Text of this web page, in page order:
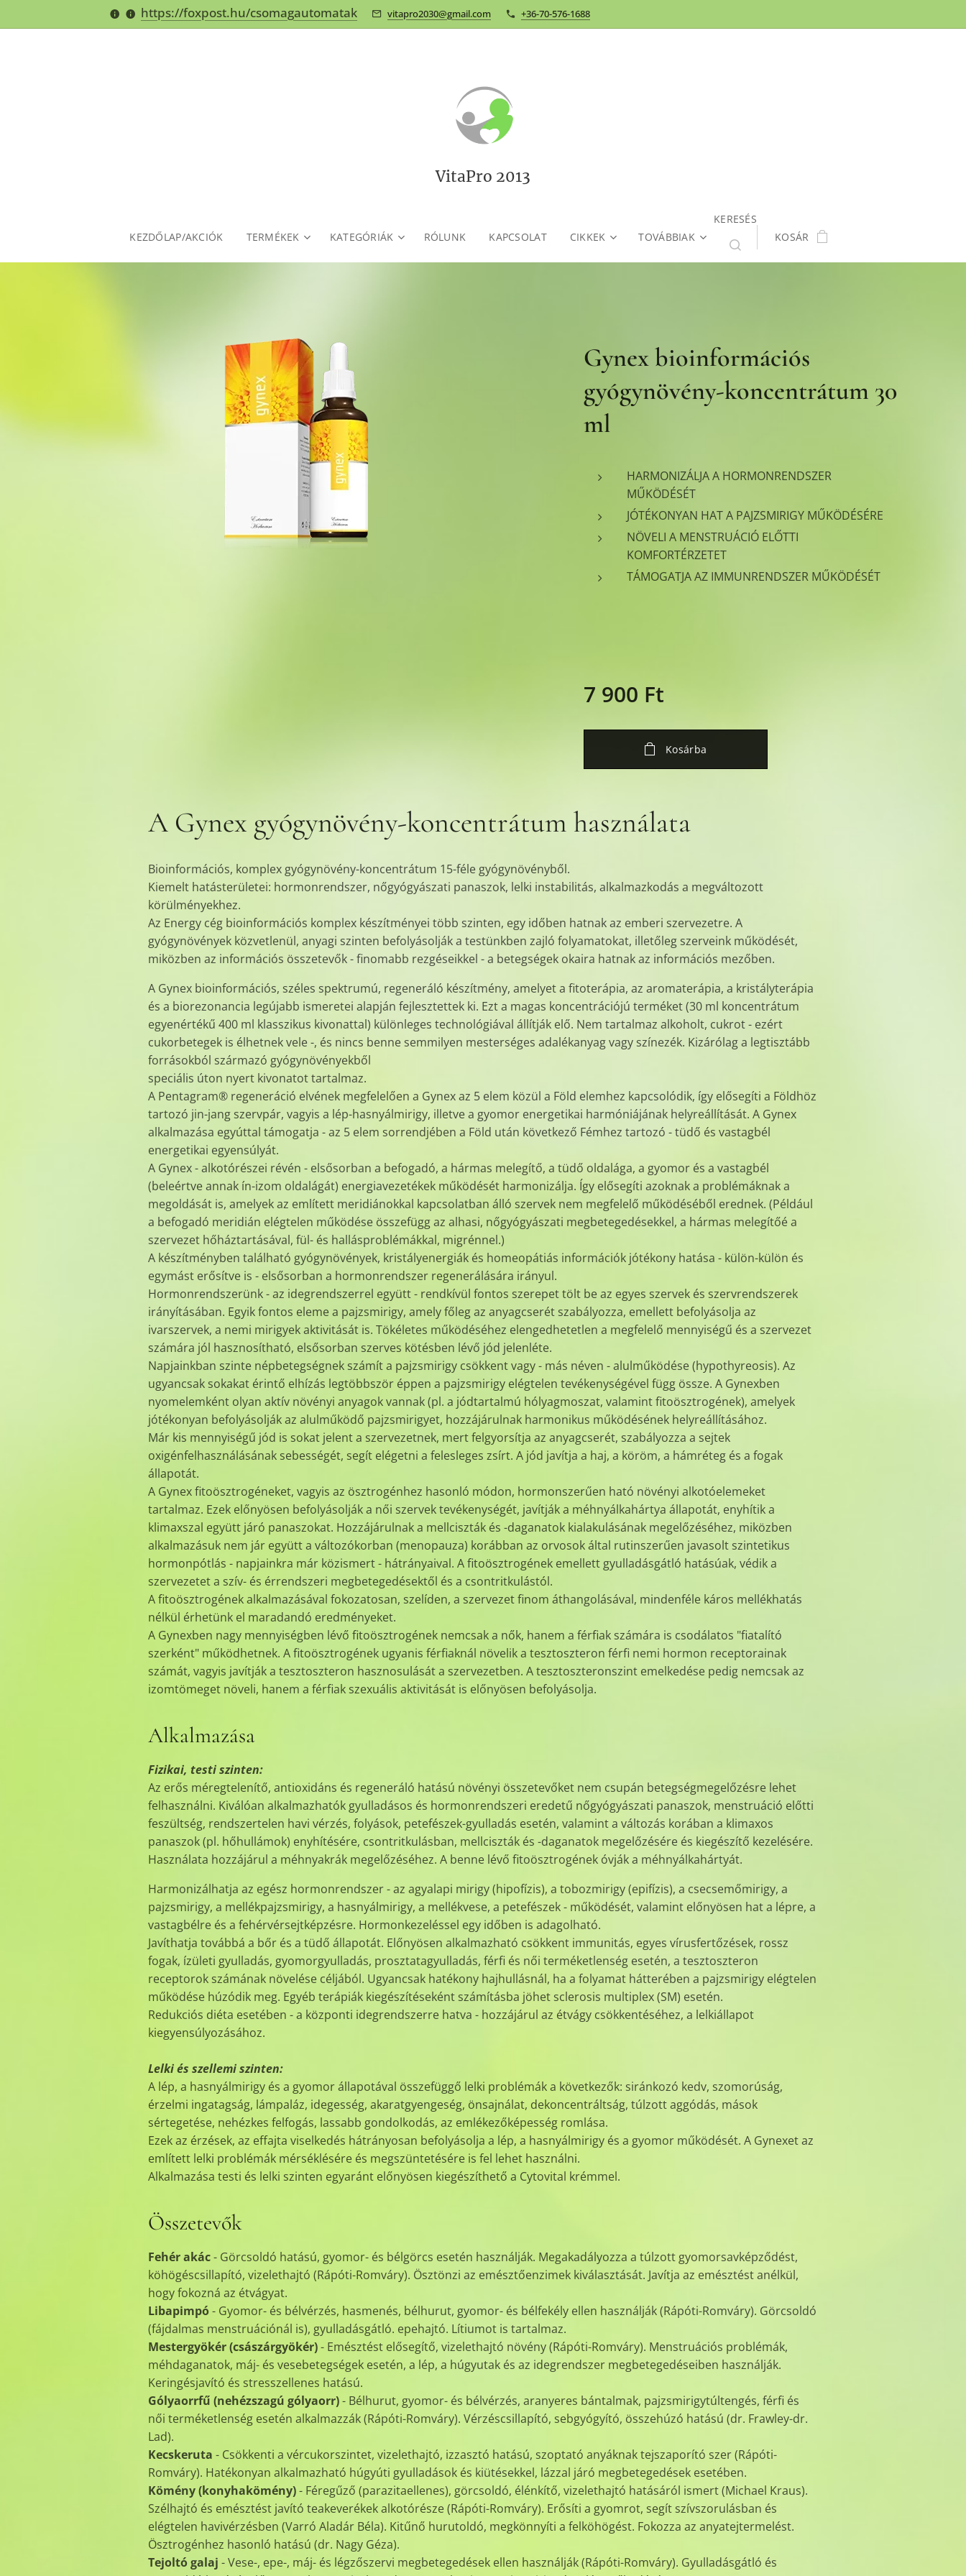
https://foxpost.hu/csomagautomatak vitapro2030@gmail.com +36-70-576-1688
VitaPro 2013
KEZDŐLAP/AKCIÓK TERMÉKEK KATEGÓRIÁK RÓLUNK KAPCSOLAT CIKKEK TOVÁBBIAK
KERESÉS
KOSÁR
Gynex bioinformációs
gyógynövény-koncentrátum 30
ml
HARMONIZÁLJA A HORMONRENDSZER
MŰKÖDÉSÉT
JÓTÉKONYAN HAT A PAJZSMIRIGY MŰKÖDÉSÉRE
NÖVELI A MENSTRUÁCIÓ ELŐTTI
KOMFORTÉRZETET
TÁMOGATJA AZ IMMUNRENDSZER MŰKÖDÉSÉT
7 900 Ft
Kosárba
A Gynex gyógynövény-koncentrátum használata
Bioinformációs, komplex gyógynövény-koncentrátum 15-féle gyógynövényből.
Kiemelt hatásterületei: hormonrendszer, nőgyógyászati panaszok, lelki instabilitás, alkalmazkodás a megváltozott
körülményekhez.
Az Energy cég bioinformációs komplex készítményei több szinten, egy időben hatnak az emberi szervezetre. A
gyógynövények közvetlenül, anyagi szinten befolyásolják a testünkben zajló folyamatokat, illetőleg szerveink működését,
miközben az információs összetevők - finomabb rezgéseikkel - a betegségek okaira hatnak az információs mezőben.
A Gynex bioinformációs, széles spektrumú, regeneráló készítmény, amelyet a fitoterápia, az aromaterápia, a kristályterápia
és a biorezonancia legújabb ismeretei alapján fejlesztettek ki. Ezt a magas koncentrációjú terméket (30 ml koncentrátum
egyenértékű 400 ml klasszikus kivonattal) különleges technológiával állítják elő. Nem tartalmaz alkoholt, cukrot - ezért
cukorbetegek is élhetnek vele -, és nincs benne semmilyen mesterséges adalékanyag vagy színezék. Kizárólag a legtisztább
forrásokból származó gyógynövényekből
speciális úton nyert kivonatot tartalmaz.
A Pentagram® regeneráció elvének megfelelően a Gynex az 5 elem közül a Föld elemhez kapcsolódik, így elősegíti a Földhöz
tartozó jin-jang szervpár, vagyis a lép-hasnyálmirigy, illetve a gyomor energetikai harmóniájának helyreállítását. A Gynex
alkalmazása egyúttal támogatja - az 5 elem sorrendjében a Föld után következő Fémhez tartozó - tüdő és vastagbél
energetikai egyensúlyát.
A Gynex - alkotórészei révén - elsősorban a befogadó, a hármas melegítő, a tüdő oldalága, a gyomor és a vastagbél
(beleértve annak ín-izom oldalágát) energiavezetékek működését harmonizálja. Így elősegíti azoknak a problémáknak a
megoldását is, amelyek az említett meridiánokkal kapcsolatban álló szervek nem megfelelő működéséből erednek. (Például
a befogadó meridián elégtelen működése összefügg az alhasi, nőgyógyászati megbetegedésekkel, a hármas melegítőé a
szervezet hőháztartásával, fül- és hallásproblémákkal, migrénnel.)
A készítményben található gyógynövények, kristályenergiák és homeopátiás információk jótékony hatása - külön-külön és
egymást erősítve is - elsősorban a hormonrendszer regenerálására irányul.
Hormonrendszerünk - az idegrendszerrel együtt - rendkívül fontos szerepet tölt be az egyes szervek és szervrendszerek
irányításában. Egyik fontos eleme a pajzsmirigy, amely főleg az anyagcserét szabályozza, emellett befolyásolja az
ivarszervek, a nemi mirigyek aktivitását is. Tökéletes működéséhez elengedhetetlen a megfelelő mennyiségű és a szervezet
számára jól hasznosítható, elsősorban szerves kötésben lévő jód jelenléte.
Napjainkban szinte népbetegségnek számít a pajzsmirigy csökkent vagy - más néven - alulműködése (hypothyreosis). Az
ugyancsak sokakat érintő elhízás legtöbbször éppen a pajzsmirigy elégtelen tevékenységével függ össze. A Gynexben
nyomelemként olyan aktív növényi anyagok vannak (pl. a jódtartalmú hólyagmoszat, valamint fitoösztrogének), amelyek
jótékonyan befolyásolják az alulműködő pajzsmirigyet, hozzájárulnak harmonikus működésének helyreállításához.
Már kis mennyiségű jód is sokat jelent a szervezetnek, mert felgyorsítja az anyagcserét, szabályozza a sejtek
oxigénfelhasználásának sebességét, segít elégetni a felesleges zsírt. A jód javítja a haj, a köröm, a hámréteg és a fogak
állapotát.
A Gynex fitoösztrogéneket, vagyis az ösztrogénhez hasonló módon, hormonszerűen ható növényi alkotóelemeket
tartalmaz. Ezek előnyösen befolyásolják a női szervek tevékenységét, javítják a méhnyálkahártya állapotát, enyhítik a
klimaxszal együtt járó panaszokat. Hozzájárulnak a mellciszták és -daganatok kialakulásának megelőzéséhez, miközben
alkalmazásuk nem jár együtt a változókorban (menopauza) korábban az orvosok által rutinszerűen javasolt szintetikus
hormonpótlás - napjainkra már közismert - hátrányaival. A fitoösztrogének emellett gyulladásgátló hatásúak, védik a
szervezetet a szív- és érrendszeri megbetegedésektől és a csontritkulástól.
A fitoösztrogének alkalmazásával fokozatosan, szelíden, a szervezet finom áthangolásával, mindenféle káros mellékhatás
nélkül érhetünk el maradandó eredményeket.
A Gynexben nagy mennyiségben lévő fitoösztrogének nemcsak a nők, hanem a férfiak számára is csodálatos "fiatalító
szerként" működhetnek. A fitoösztrogének ugyanis férfiaknál növelik a tesztoszteron férfi nemi hormon receptorainak
számát, vagyis javítják a tesztoszteron hasznosulását a szervezetben. A tesztoszteronszint emelkedése pedig nemcsak az
izomtömeget növeli, hanem a férfiak szexuális aktivitását is előnyösen befolyásolja.
Alkalmazása
Fizikai, testi szinten:
Az erős méregtelenítő, antioxidáns és regeneráló hatású növényi összetevőket nem csupán betegségmegelőzésre lehet
felhasználni. Kiválóan alkalmazhatók gyulladásos és hormonrendszeri eredetű nőgyógyászati panaszok, menstruáció előtti
feszültség, rendszertelen havi vérzés, folyások, petefészek-gyulladás esetén, valamint a változás korában a klimaxos
panaszok (pl. hőhullámok) enyhítésére, csontritkulásban, mellciszták és -daganatok megelőzésére és kiegészítő kezelésére.
Használata hozzájárul a méhnyakrák megelőzéséhez. A benne lévő fitoösztrogének óvják a méhnyálkahártyát.
Harmonizálhatja az egész hormonrendszer - az agyalapi mirigy (hipofízis), a tobozmirigy (epifízis), a csecsemőmirigy, a
pajzsmirigy, a mellékpajzsmirigy, a hasnyálmirigy, a mellékvese, a petefészek - működését, valamint előnyösen hat a lépre, a
vastagbélre és a fehérvérsejtképzésre. Hormonkezeléssel egy időben is adagolható.
Javíthatja továbbá a bőr és a tüdő állapotát. Előnyösen alkalmazható csökkent immunitás, egyes vírusfertőzések, rossz
fogak, ízületi gyulladás, gyomorgyulladás, prosztatagyulladás, férfi és női terméketlenség esetén, a tesztoszteron
receptorok számának növelése céljából. Ugyancsak hatékony hajhullásnál, ha a folyamat hátterében a pajzsmirigy elégtelen
működése húzódik meg. Egyéb terápiák kiegészítéseként számításba jöhet sclerosis multiplex (SM) esetén.
Redukciós diéta esetében - a központi idegrendszerre hatva - hozzájárul az étvágy csökkentéséhez, a lelkiállapot
kiegyensúlyozásához.
Lelki és szellemi szinten:
A lép, a hasnyálmirigy és a gyomor állapotával összefüggő lelki problémák a következők: siránkozó kedv, szomorúság,
érzelmi ingatagság, lámpaláz, idegesség, akaratgyengeség, önsajnálat, dekoncentráltság, túlzott aggódás, mások
sértegetése, nehézkes felfogás, lassabb gondolkodás, az emlékezőképesség romlása.
Ezek az érzések, az effajta viselkedés hátrányosan befolyásolja a lép, a hasnyálmirigy és a gyomor működését. A Gynexet az
említett lelki problémák mérséklésére és megszüntetésére is fel lehet használni.
Alkalmazása testi és lelki szinten egyaránt előnyösen kiegészíthető a Cytovital krémmel.
Összetevők
Fehér akác- Görcsoldó hatású, gyomor- és bélgörcs esetén használják. Megakadályozza a túlzott gyomorsavképződést,
köhögéscsillapító, vizelethajtó (Rápóti-Romváry). Ösztönzi az emésztőenzimek kiválasztását. Javítja az emésztést anélkül,
hogy fokozná az étvágyat.
Libapimpó- Gyomor- és bélvérzés, hasmenés, bélhurut, gyomor- és bélfekély ellen használják (Rápóti-Romváry). Görcsoldó
(fájdalmas menstruációnál is), gyulladásgátló. epehajtó. Lítiumot is tartalmaz.
Mestergyökér (császárgyökér)- Emésztést elősegítő, vizelethajtó növény (Rápóti-Romváry). Menstruációs problémák,
méhdaganatok, máj- és vesebetegségek esetén, a lép, a húgyutak és az idegrendszer megbetegedéseiben használják.
Keringésjavító és stresszellenes hatású.
Gólyaorrfű (nehézszagú gólyaorr)- Bélhurut, gyomor- és bélvérzés, aranyeres bántalmak, pajzsmirigytúltengés, férfi és
női terméketlenség esetén alkalmazzák (Rápóti-Romváry). Vérzéscsillapító, sebgyógyító, összehúzó hatású (dr. Frawley-dr.
Lad).
Kecskeruta - Csökkenti a vércukorszintet, vizelethajtó, izzasztó hatású, szoptató anyáknak tejszaporító szer (Rápóti-
Romváry). Hatékonyan alkalmazható húgyúti gyulladások és kiütésekkel, lázzal járó megbetegedések esetében.
Kömény (konyhakömény)- Féregűző (parazitaellenes), görcsoldó, élénkítő, vizelethajtó hatásáról ismert (Michael Kraus).
Szélhajtó és emésztést javító teakeverékek alkotórésze (Rápóti-Romváry). Erősíti a gyomrot, segít szívszorulásban és
elégtelen havivérzésben (Varró Aladár Béla). Kitűnő hurutoldó, megkönnyíti a felköhögést. Fokozza az anyatejtermelést.
Ösztrogénhez hasonló hatású (dr. Nagy Géza).
Tejoltó galaj - Vese-, epe-, máj- és légzőszervi megbetegedések ellen használják (Rápóti-Romváry). Gyulladásgátló és